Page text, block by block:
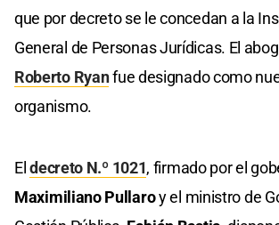
que por decreto se le concedan a la
General de Personas Jurídicas. El
Roberto Ryanfue designado como
organismo.
Eldecreto N.º 1021, firmado por el
Maximiliano Pullaroy el ministro de